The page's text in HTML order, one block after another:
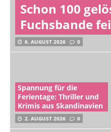
Schon 100
Fuchsbande
6. AUGUST 2026 0
Spannung für die
Ferientage: Thriller und
Krimis aus Skandinavien
2. AUGUST 2026 0